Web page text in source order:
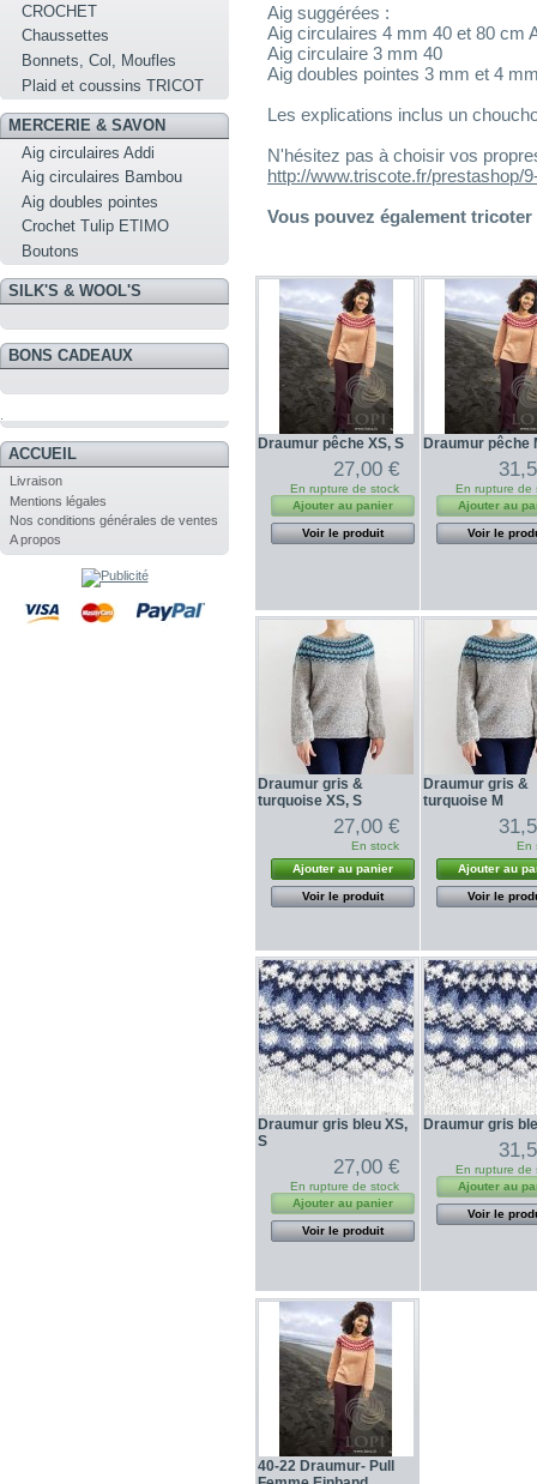
CROCHET
Chaussettes
Bonnets, Col, Moufles
Plaid et coussins TRICOT
MERCERIE & SAVON
Aig circulaires Addi
Aig circulaires Bambou
Aig doubles pointes
Crochet Tulip ETIMO
Boutons
SILK'S & WOOL'S
BONS CADEAUX
ACCUEIL
Livraison
Mentions légales
Nos conditions générales de ventes
A propos
Aig suggérées :
Aig circulaires 4 mm 40 et 80 cm
Aig circulaire 3 mm 40
Aig doubles pointes 3 mm et 4
Les explications inclus un
N'hésitez pas à choisir vos
http://www.triscote.fr/prestashop/
Vous pouvez également
Draumur pêche XS, S
27,00 €
En rupture de stock
Ajouter au panier
Voir le produit
Draumur pêche
En rupture de
Ajouter au
Voir le
Draumur gris &
turquoise XS, S
27,00 €
En stock
Ajouter au panier
Voir le produit
Draumur gris &
turquoise M
En
Ajouter au
Voir le
Draumur gris bleu XS,
S
27,00 €
En rupture de stock
Ajouter au panier
Voir le produit
Draumur gris
En rupture de
Ajouter au
Voir le
40-22 Draumur- Pull